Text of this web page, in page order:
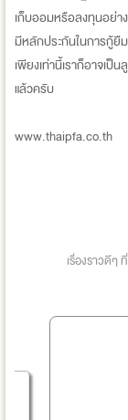
เก็บออมหรือลงทุนอย่า
มีหลักประกันในการกู้ยื
เพียงเท่านี้เราก็อาจเ
แล้วครับ
www.thaipfa.co.th
เรื่องราวดีๆ